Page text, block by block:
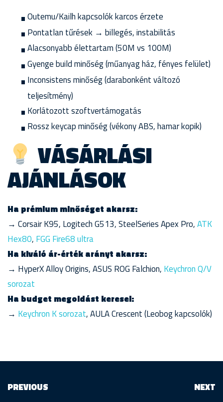
Outemu/Kailh kapcsolók karcos érzete
Pontatlan tűrések → billegés, instabilitás
Alacsonyabb élettartam (50M vs 100M)
Gyenge build minőség (műanyag ház, fényes felület)
Inconsistens minőség (darabonként változó
teljesítmény)
Korlátozott szoftvertámogatás
Rossz keycap minőség (vékony ABS, hamar kopik)
VÁSÁRLÁSI
AJÁNLÁSOK
Ha prémium minőséget akarsz:
→ Corsair K95, Logitech G513, SteelSeries Apex Pro,ATK
Hex80, FGG Fire68 ultra
Ha kiváló ár-érték arányt akarsz:
→ HyperX Alloy Origins, ASUS ROG Falchion, Keychron Q/V
sorozat
Ha budget megoldást keresel:
→ Keychron K sorozat, AULA Crescent (Leobog kapcsolók)
PREVIOUS NEXT